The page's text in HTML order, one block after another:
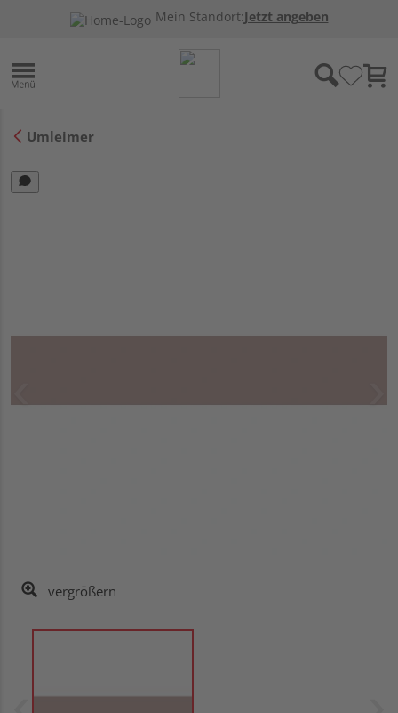
Mein Standort:Jetzt angeben
Umleimer
vergrößern